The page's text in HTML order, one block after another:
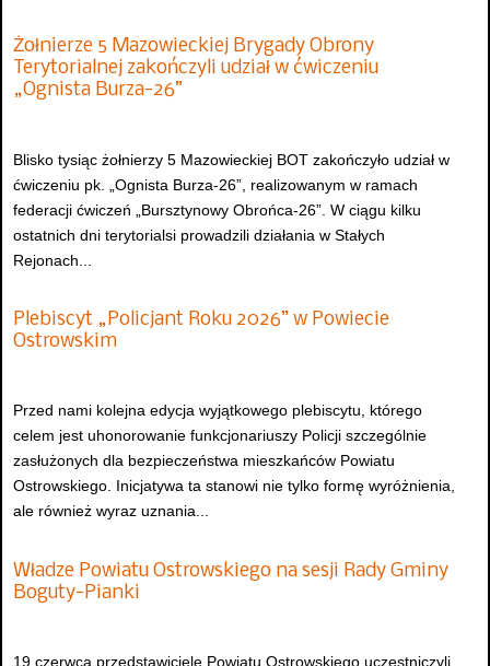
Żołnierze 5 Mazowieckiej Brygady Obrony
Terytorialnej zakończyli udział w ćwiczeniu
„Ognista Burza-26”
Blisko tysiąc żołnierzy 5 Mazowieckiej BOT zakończyło udział w
ćwiczeniu pk. „Ognista Burza-26”, realizowanym w ramach
federacji ćwiczeń „Bursztynowy Obrońca-26”. W ciągu kilku
ostatnich dni terytorialsi prowadzili działania w Stałych
Rejonach...
Plebiscyt „Policjant Roku 2026” w Powiecie
Ostrowskim
Przed nami kolejna edycja wyjątkowego plebiscytu, którego
celem jest uhonorowanie funkcjonariuszy Policji szczególnie
zasłużonych dla bezpieczeństwa mieszkańców Powiatu
Ostrowskiego. Inicjatywa ta stanowi nie tylko formę wyróżnienia,
ale również wyraz uznania...
Władze Powiatu Ostrowskiego na sesji Rady Gminy
Boguty-Pianki
19 czerwca przedstawiciele Powiatu Ostrowskiego uczestniczyli